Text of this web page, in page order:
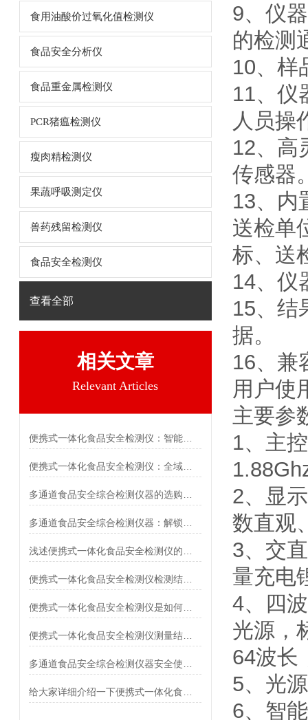
食用油酸价过氧化值检测仪
食品安全分析仪
食品重金属检测仪
PCR猪瘟检测仪
瘦肉精检测仪
果蔬呼吸测定仪
兽药残留检测仪
食品安全检测仪
查看全部
相关文章
Relevant Articles
9、仪
的检测
10、样
11、仪
人员操
12、高
传感器
13、内
送检单
标、送
14、仪
15、结
据。
16、兼
用户使
主要参
1、主
2、显
数直观
3、交
量充电
4、四
光源，
64波长
5、光
6、智